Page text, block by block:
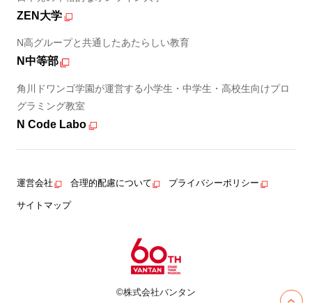
ZEN大学
N高グループと共通したあたらしい教育
N中等部
角川ドワンゴ学園が運営する小学生・中学生・高校生向けプロ
グラミング教室
N Code Labo
運営会社 合理的配慮について プライバシーポリシー
サイトマップ
©株式会社バンタン